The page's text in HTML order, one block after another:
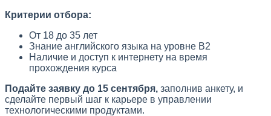
Критерии отбора:
От 18 до 35 лет
Знание английского языка на уровне B2
Наличие и доступ к интернету на время
прохождения курса
Подайте заявку до 15 сентября, заполнив анкету, и
сделайте первый шаг к карьере в управлении
технологическими продуктами.